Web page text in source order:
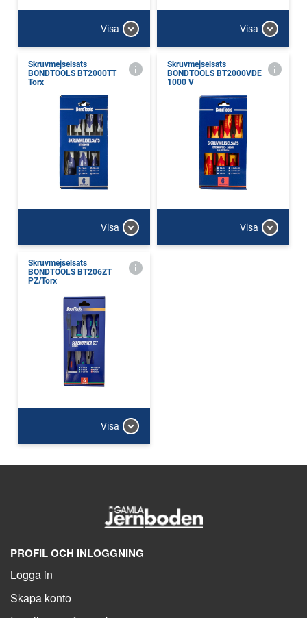
Visa Visa
Skruvmejselsats
BONDTOOLS BT2000TT
Torx
Visa
Skruvmejselsats
BONDTOOLS BT2000VDE
1000 V
Visa
Skruvmejselsats
BONDTOOLS BT206ZT
PZ/Torx
Visa
PROFIL OCH INLOGGNING
Logga in
Skapa konto